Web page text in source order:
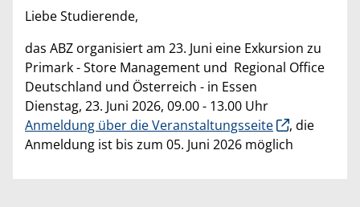
Liebe Studierende,
das ABZ organisiert am 23. Juni eine Exkursion zu
Primark - Store Management und Regional Office
Deutschland und Österreich - in Essen
Dienstag, 23. Juni 2026, 09.00 - 13.00 Uhr
Anmeldung über die Veranstaltungsseite
, die
Anmeldung ist bis zum 05. Juni 2026 möglich